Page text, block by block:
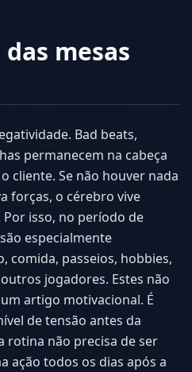
mesas
Bad beats,
permanecem na cabeça
cliente. Se não houver nada
forças, o cérebro vive
isso, no período de
especialmente
comida, passeios, hobbies,
jogadores. Estes não
artigo motivacional. É
de tensão antes da
rotina não precisa de ser
ação todos os dias após a